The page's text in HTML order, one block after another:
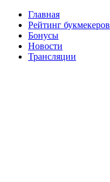
Главная
Рейтинг букмекеров
Бонусы
Новости
Трансляции